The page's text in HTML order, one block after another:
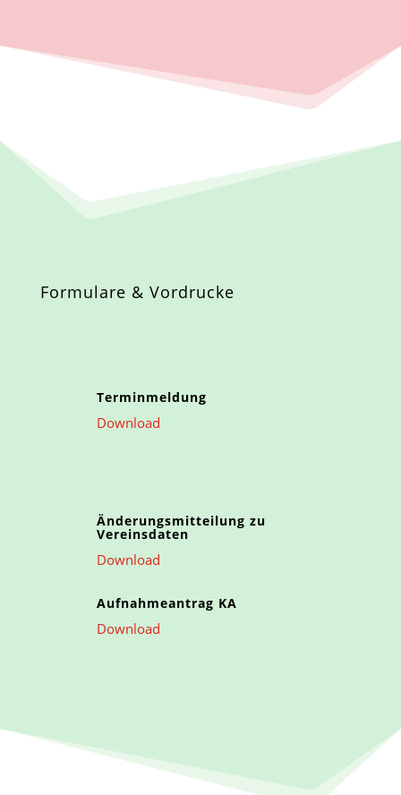
Formulare & Vordrucke
Terminmeldung
Download
Änderungsmitteilung zu
Vereinsdaten
Download
Aufnahmeantrag KA
Download